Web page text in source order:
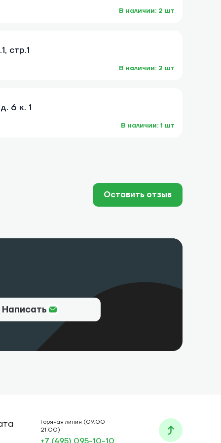
В наличии: 2 шт
стр.1
В наличии: 2 шт
6 к. 1
В наличии: 1 шт
Оставить отзыв
Написать
Горячая линия (09:00 -
21:00)
+7 (495) 095-10-10